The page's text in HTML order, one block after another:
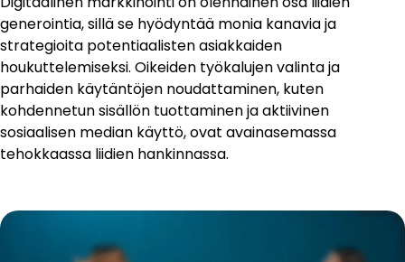
generointia, sillä se hyödyntää monia kanavia ja
strategioita potentiaalisten asiakkaiden
houkuttelemiseksi. Oikeiden työkalujen valinta ja
parhaiden käytäntöjen noudattaminen, kuten
kohdennetun sisällön tuottaminen ja aktiivinen
sosiaalisen median käyttö, ovat avainasemassa
tehokkaassa liidien hankinnassa.